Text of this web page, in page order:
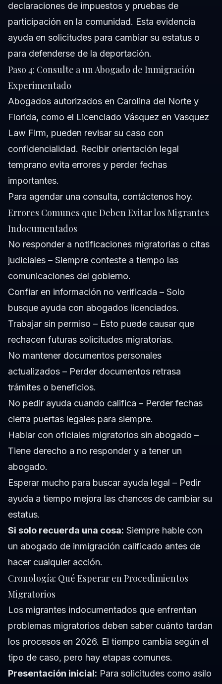
declaraciones de impuestos y pruebas de
participación en la comunidad. Esta evidencia
ayuda en solicitudes para cambiar su estatus o
para defenderse de la deportación.
Paso 4: Consulte a un Abogado de Inmigración
Experimentado
Abogados autorizados en Carolina del Norte y
Florida, como el Licenciado Vásquez en Vasquez
Law Firm, pueden revisar su caso con
confidencialidad. Recibir orientación legal
temprano evita errores y perder fechas
importantes.
Para agendar una consulta, contáctenos hoy.
Errores Comunes que Deben Evitar los Migrantes
Indocumentados
No responder a notificaciones migratorias o citas
judiciales – Siempre conteste a tiempo las
comunicaciones del gobierno.
Confiar en información no verificada – Solo
busque ayuda con abogados licenciados.
Trabajar sin permiso – Esto puede causar que
rechacen futuras solicitudes migratorias.
No mantener documentos personales
actualizados – Perder documentos retrasa
trámites o beneficios.
No pedir ayuda cuando califica – Perder fechas
cierra puertas legales para siempre.
Hablar con oficiales migratorios sin abogado –
Tiene derecho a no responder y a tener un
abogado.
Esperar mucho para buscar ayuda legal – Pedir
ayuda a tiempo mejora las chances de cambiar su
estatus.
Si solo recuerda una cosa: Siempre hable con
un abogado de inmigración calificado antes de
hacer cualquier acción.
Cronología: Qué Esperar en Procedimientos
Migratorios
Los migrantes indocumentados que enfrentan
problemas migratorios deben saber cuánto tardan
los procesos en 2026. El tiempo cambia según el
tipo de caso, pero hay etapas comunes.
Presentación inicial: Para solicitudes como asilo